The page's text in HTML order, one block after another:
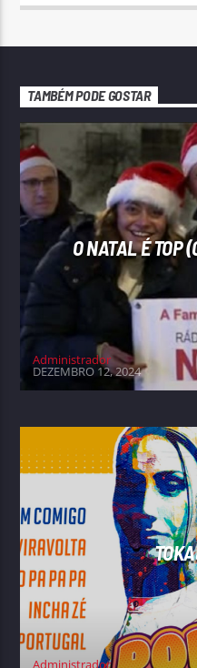
TAMBÉM PODE GOSTAR
O NATAL É TOP
Administrador
DEZEMBRO 12, 2024
Administrador